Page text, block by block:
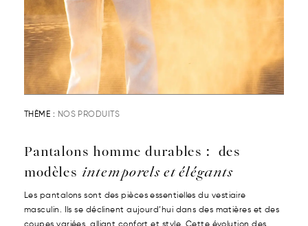
THÈME : NOS PRODUITS
Pantalons homme durables : des
modèles intemporels et élégants
Les pantalons sont des pièces essentielles du vestiaire
masculin. Ils se déclinent aujourd’hui dans des matières et des